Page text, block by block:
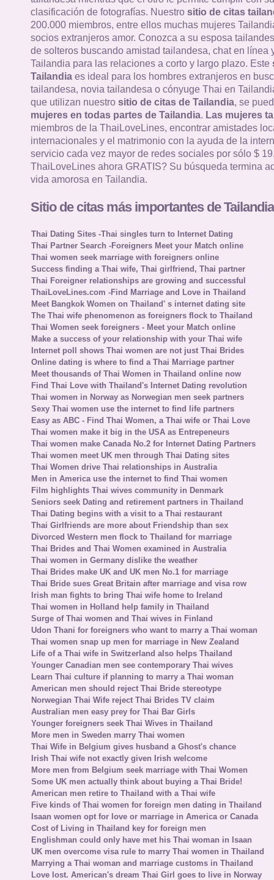
clasificación de fotografías. Nuestro sitio de citas
200.000 miembros, entre ellos muchas mujeres
socios extranjeros amor. Conozca a su esposa
de solteros buscando amistad tailandesa, chat en línea
Tailandia para las relaciones a corto y largo plazo. Este
Tailandiaes ideal para los hombres extranjeros en
tailandesa, novia tailandesa o cónyuge Thai en
que utilizan nuestro sitio de citas de Tailandia, se
mujeres en todas partes de Tailandia. Las mujeres
miembros de la ThaiLoveLines, encontrar amistades
internacionales y el matrimonio con la ayuda de la
servicio cada vez mayor de redes sociales por sólo $
ThaiLoveLines ahora GRATIS? Su búsqueda termina
vida amorosa en Tailandia.
Sitio de citas más importantes de
Thai Dating Sites -Thai singles turn to Internet Dating
Thai Partner Search -Foreigners Meet your Match online
Thai women seek marriage with foreigners online
Success finding a Thai wife, Thai girlfriend, Thai partner
Thai Foreigner relationships are growing and successful
ThaiLoveLines.com -Find Marriage and Love in Thailand
Meet Bangkok Women on Thailand' s internet dating site
The Thai wife phenomenon as foreigners flock to Thailand
Thai Women seek foreigners - Meet your Match online
Make a success of your relationship with your Thai wife
Internet poll shows Thai women are not just Thai Brides
Online dating is where to find a Thai Marriage partner
Meet thousands of Thai Women in Thailand online now
Find Thai Love with Thailand's Internet Dating revolution
Thai women in Norway as Norwegian men seek partners
Sexy Thai women use the internet to find life partners
Easy as ABC - Find Thai Women, a Thai wife or Thai Love
Thai women make it big in the USA as Entrepeneurs
Thai women make Canada No.2 for Internet Dating Partners
Thai women meet UK men through Thai Dating sites
Thai Women drive Thai relationships in Australia
Men in America use the internet to find Thai women
Film highlights Thai wives community in Denmark
Seniors seek Dating and retirement partners in Thailand
Thai Dating begins with a visit to a Thai restaurant
Thai Girlfriends are more about Friendship than sex
Divorced Western men flock to Thailand for marriage
Thai Brides and Thai Women examined in Australia
Thai women in Germany dislike the weather
Thai Brides make UK and UK men No.1 for marriage
Thai Bride sues Great Britain after marriage and visa row
Irish man fights to bring Thai wife home to Ireland
Thai women in Holland help family in Thailand
Surge of Thai women and Thai wives in Finland
Udon Thani for foreigners who want to marry a Thai woman
Thai women snap up men for marriage in New Zealand
Life of a Thai wife in Switzerland also helps Thailand
Younger Canadian men see contemporary Thai wives
Learn Thai culture if planning to marry a Thai woman
American men should reject Thai Bride stereotype
Norwegian Thai Wife reject Thai Brides TV claim
Australian men easy prey for Thai Bar Girls
Younger foreigners seek Thai Wives in Thailand
More men in Sweden marry Thai women
Thai Wife in Belgium gives husband a Ghost's chance
Irish Thai wife not exactly given Irish welcome
More men from Belgium seek marriage with Thai Women
Some UK men actually think about buying a Thai Bride!
American men retire to Thailand with a Thai wife
Five kinds of Thai women for foreign men dating in Thailand
Isaan women opt for love or marriage in America or Canada
Cost of Living in Thailand key for foreign men
Englishman could only have met his Thai woman in Isaan
UK men overcome visa rule to marry Thai women in Thailand
Marrying a Thai woman and marriage customs in Thailand
Love lost. American's dream Thai Girl goes to live in Norway